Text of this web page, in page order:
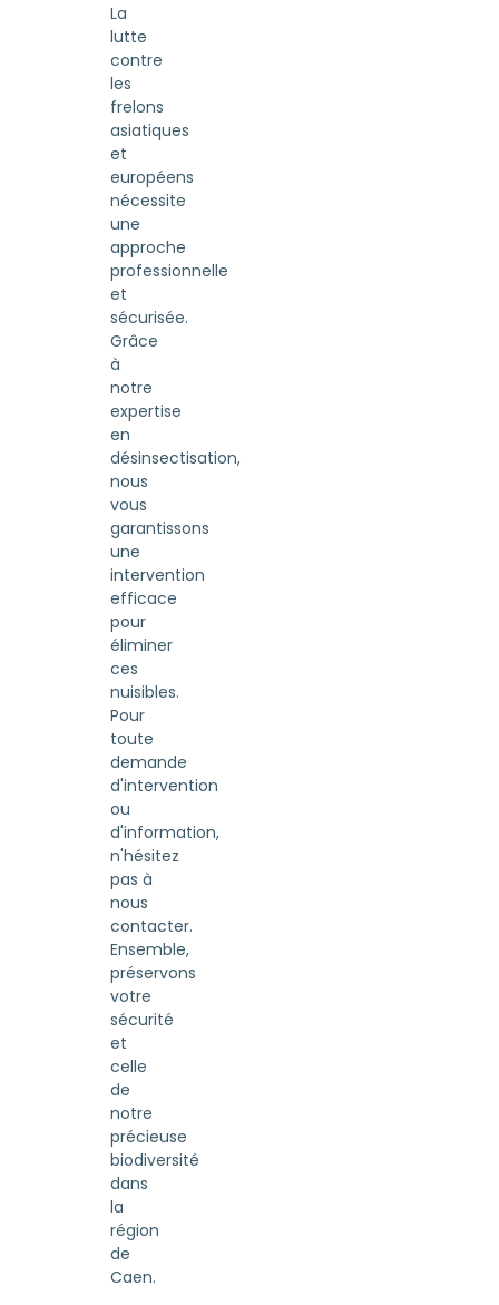
La
lutte
contre
les
frelons
asiatiques
et
européens
nécessite
une
approche
professionnelle
et
sécurisée.
Grâce
à
notre
expertise
en
désinsectisation,
nous
vous
garantissons
une
intervention
efficace
pour
éliminer
ces
nuisibles.
Pour
toute
demande
d'intervention
ou
d'information,
n'hésitez
pas à
nous
contacter.
Ensemble,
préservons
votre
sécurité
et
celle
de
notre
précieuse
biodiversité
dans
la
région
de
Caen.